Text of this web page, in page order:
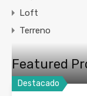
Loft
Terreno
Featured
Destacado